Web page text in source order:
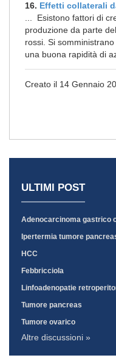
16. Effetti collaterali
... Esistono fattori di
produzione da parte del
rossi. Si
una buona rapidità di
Creato il 14 Gennaio
ULTIMI POST
Adenocarcinoma gastrico
Ipertermia tumore
HCC
Febbricciola
Linfoadenopatie
Tumore pancreas
Tumore ovarico
Altre discussioni »